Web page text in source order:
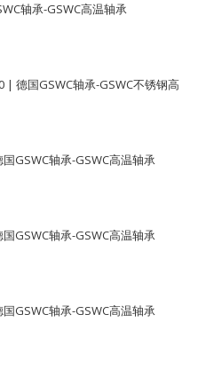
轴承-GSWC高温轴承
| 德国GSWC轴承-GSWC不锈钢高
GSWC轴承-GSWC高温轴承
GSWC轴承-GSWC高温轴承
GSWC轴承-GSWC高温轴承